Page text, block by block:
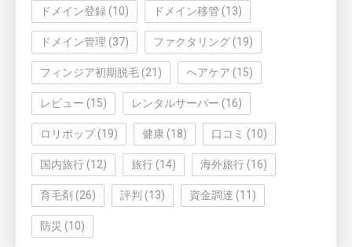
ドメイン登録 (10) ドメイン移管 (13)
ドメイン管理 (37) ファクタリング (19)
フィンジア初期脱毛 (21) ヘアケア (15)
レビュー (15) レンタルサーバー (16)
ロリポップ(19) 健康 (18) 口コミ (10)
国内旅行 (12) 旅行 (14) 海外旅行 (16)
育毛剤 (26) 評判 (13) 資金調達 (11)
防災 (10)